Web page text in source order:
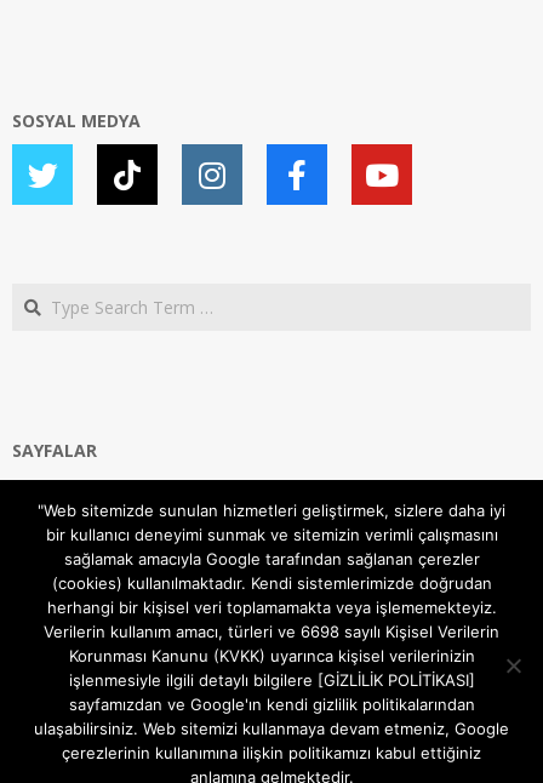
SOSYAL MEDYA
Search
SAYFALAR
Gizlilik ve Çerezler (Cookies) Politikası
Hakkımızda
İletişim Kanalları
MODEM KURULUM
TEKNİK DESTEK
TELEVİZYON SİSTEMLERİ
"Web sitemizde sunulan hizmetleri geliştirmek, sizlere daha iyi
bir kullanıcı deneyimi sunmak ve sitemizin verimli çalışmasını
sağlamak amacıyla Google tarafından sağlanan çerezler
(cookies) kullanılmaktadır. Kendi sistemlerimizde doğrudan
herhangi bir kişisel veri toplamamakta veya işlememekteyiz.
Verilerin kullanım amacı, türleri ve 6698 sayılı Kişisel Verilerin
Korunması Kanunu (KVKK) uyarınca kişisel verilerinizin
işlenmesiyle ilgili detaylı bilgilere [GİZLİLİK POLİTİKASI]
sayfamızdan ve Google'ın kendi gizlilik politikalarından
ulaşabilirsiniz. Web sitemizi kullanmaya devam etmeniz, Google
çerezlerinin kullanımına ilişkin politikamızı kabul ettiğiniz
anlamına gelmektedir.